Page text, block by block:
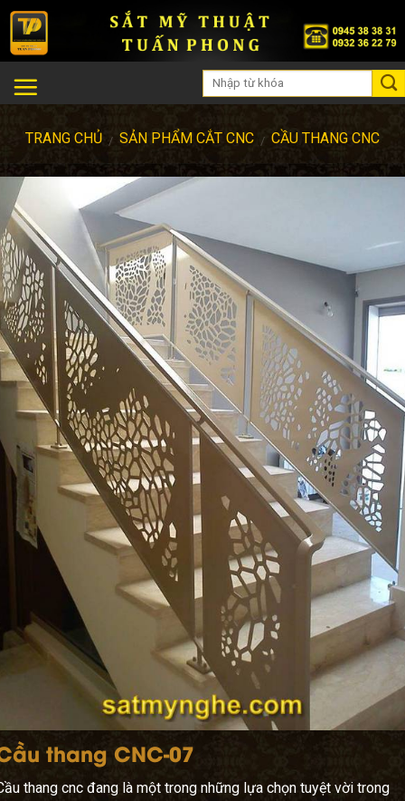
Skip
content
TRANG CHỦ / SẢN PHẨM CẮT CNC / CẦU THANG CNC
thang CNC-07
thang cnc đang là một trong những lựa chọn tuyệt vời trong